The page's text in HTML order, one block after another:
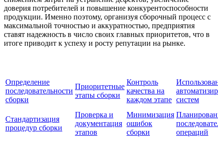
доверия потребителей и повышение конкурентоспособности
продукции. Именно поэтому, организуя сборочный процесс с
максимальной точностью и аккуратностью, предприятия
ставят надежность в число своих главных приоритетов, что в
итоге приводит к успеху и росту репутации на рынке.
Определение
последовательности
сборки
Приоритетные
этапы сборки
Контроль
качества на
каждом этапе систем
Стандартизация
процедур сборки
Проверка и
документация
этапов
Минимизация
ошибок
сборки
операций